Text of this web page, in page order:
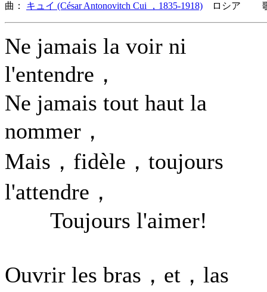
曲： キュイ (César Antonovitch Cui ，1835-1918) ロシア 歌
Ne jamais la voir ni
l'entendre，
Ne jamais tout haut la
nommer，
Mais，fidèle，toujours
l'attendre，
Toujours l'aimer!
Ouvrir les bras，et，las